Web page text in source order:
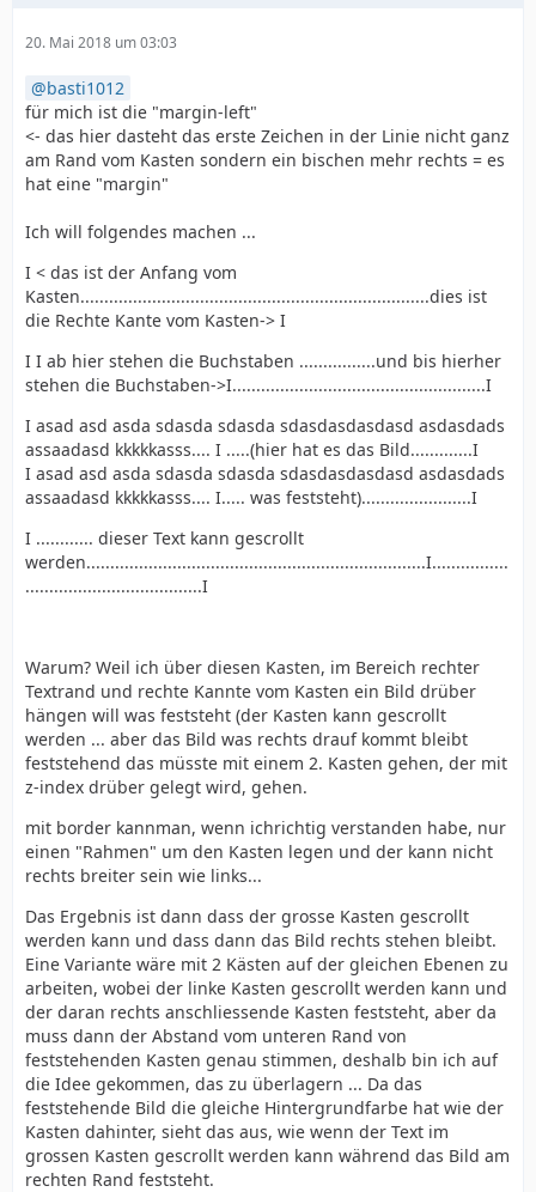
20. Mai 2018 um 03:03
basti1012
für mich ist die "margin-left"
<- das hier dasteht das erste Zeichen in der Linie nicht ganz
am Rand vom Kasten sondern ein bischen mehr rechts = es
hat eine "margin"
Ich will folgendes machen ...
I < das ist der Anfang vom
Kasten.........................................................................dies ist
die Rechte Kante vom Kasten-> I
I I ab hier stehen die Buchstaben ................und bis hierher
stehen die Buchstaben->I.....................................................I
I asad asd asda sdasda sdasda sdasdasdasdasd asdasdads
assaadasd kkkkkasss.... I .....(hier hat es das Bild.............I
I asad asd asda sdasda sdasda sdasdasdasdasd asdasdads
assaadasd kkkkkasss.... I..... was feststeht).......................I
I ............ dieser Text kann gescrollt
werden.......................................................................I................
.....................................I
Warum? Weil ich über diesen Kasten, im Bereich rechter
Textrand und rechte Kannte vom Kasten ein Bild drüber
hängen will was feststeht (der Kasten kann gescrollt
werden ... aber das Bild was rechts drauf kommt bleibt
feststehend das müsste mit einem 2. Kasten gehen, der mit
z-index drüber gelegt wird, gehen.
mit border kannman, wenn ichrichtig verstanden habe, nur
einen "Rahmen" um den Kasten legen und der kann nicht
rechts breiter sein wie links...
Das Ergebnis ist dann dass der grosse Kasten gescrollt
werden kann und dass dann das Bild rechts stehen bleibt.
Eine Variante wäre mit 2 Kästen auf der gleichen Ebenen zu
arbeiten, wobei der linke Kasten gescrollt werden kann und
der daran rechts anschliessende Kasten feststeht, aber da
muss dann der Abstand vom unteren Rand von
feststehenden Kasten genau stimmen, deshalb bin ich auf
die Idee gekommen, das zu überlagern ... Da das
feststehende Bild die gleiche Hintergrundfarbe hat wie der
Kasten dahinter, sieht das aus, wie wenn der Text im
grossen Kasten gescrollt werden kann während das Bild am
rechten Rand feststeht.